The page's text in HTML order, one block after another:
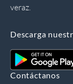
veraz.
Descarga
Contáctanos